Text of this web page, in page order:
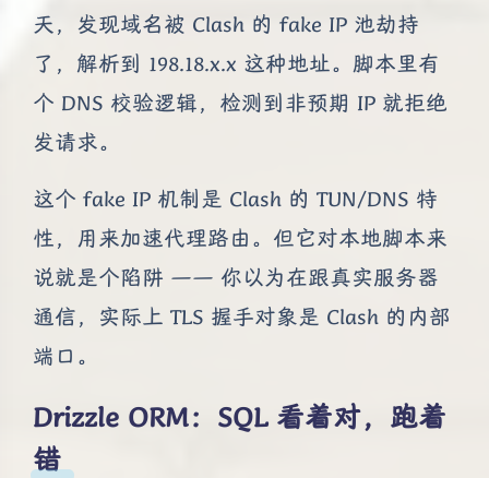
天，发现域名被 Clash 的 fake IP 池劫持
了，解析到 198.18.x.x 这种地址。脚本里有
个 DNS 校验逻辑，检测到非预期 IP 就拒绝
发请求。
这个 fake IP 机制是 Clash 的 TUN/DNS 特
性，用来加速代理路由。但它对本地脚本来
说就是个陷阱 —— 你以为在跟真实服务器
通信，实际上 TLS 握手对象是 Clash 的内部
端口。
Drizzle ORM：SQL 看着对，跑着
错